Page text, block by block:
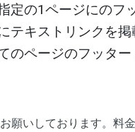
定の1ページにの
テキストリンクを
のページのフッタ
願いしております。料